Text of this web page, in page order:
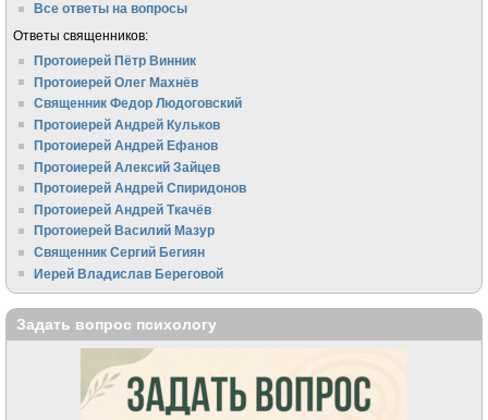
Все ответы на вопросы
Ответы священников:
Протоиерей Пётр Винник
Протоиерей Олег Махнёв
Священник Федор Людоговский
Протоиерей Андрей Кульков
Протоиерей Андрей Ефанов
Протоиерей Алексий Зайцев
Протоиерей Андрей Спиридонов
Протоиерей Андрей Ткачёв
Протоиерей Василий Мазур
Священник Сергий Бегиян
Иерей Владислав Береговой
Задать вопрос психологу